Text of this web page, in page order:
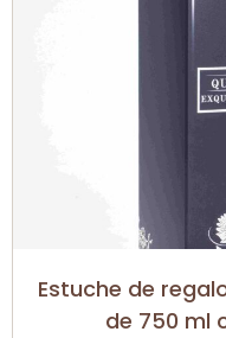
Estuche de
de 750 ml